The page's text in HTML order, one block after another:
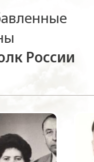
России